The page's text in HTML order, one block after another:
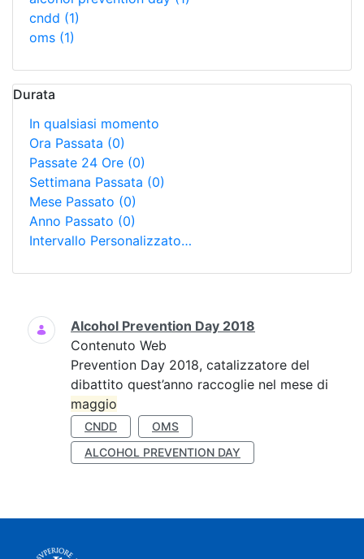
cndd (1)
oms (1)
Durata
In qualsiasi momento
Ora Passata (0)
Passate 24 Ore (0)
Settimana Passata (0)
Mese Passato (0)
Anno Passato (0)
Intervallo Personalizzato…
Ricerca
Alcohol Prevention Day 2018
Contenuto Web
Prevention Day 2018, catalizzatore del
dibattito quest’anno raccoglie nel mese di
maggio
CNDD
OMS
ALCOHOL PREVENTION DAY